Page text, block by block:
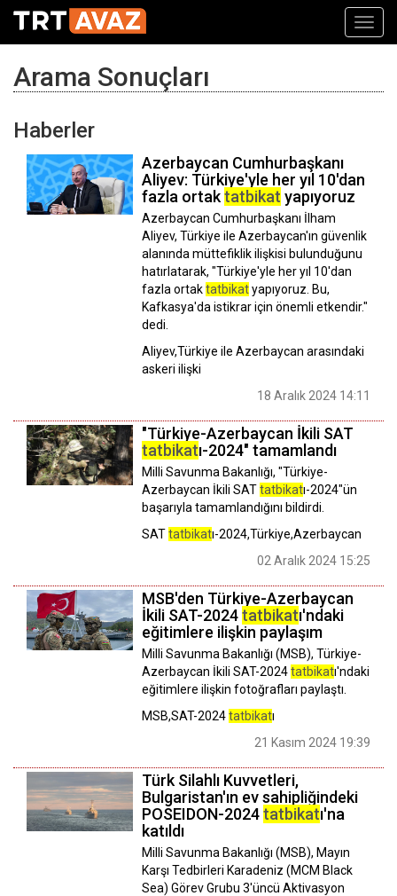
Arama Sonuçları
Haberler
Azerbaycan Cumhurbaşkanı
Aliyev: Türkiye'yle her yıl 10'dan
fazla ortaktatbikat yapıyoruz
Azerbaycan Cumhurbaşkanı İlham
Aliyev, Türkiye ile Azerbaycan'ın güvenlik
alanında müttefiklik ilişkisi bulunduğunu
hatırlatarak, "Türkiye'yle her yıl 10'dan
fazla ortaktatbikatyapıyoruz. Bu,
Kafkasya'da istikrar için önemli etkendir."
dedi.
Aliyev,Türkiye ile Azerbaycan arasındaki
askeri ilişki
18 Aralık 2024 14:11
"Türkiye-Azerbaycan İkili SAT
tatbikatı-2024" tamamlandı
Milli Savunma Bakanlığı, "Türkiye-
Azerbaycan İkili SATtatbikatı-2024"ün
başarıyla tamamlandığını bildirdi.
SATtatbikatı-2024,Türkiye,Azerbaycan
02 Aralık 2024 15:25
MSB'den Türkiye-Azerbaycan
İkili SAT-2024tatbikatı'ndaki
eğitimlere ilişkin paylaşım
Milli Savunma Bakanlığı (MSB), Türkiye-
Azerbaycan İkili SAT-2024tatbikatı'ndaki
eğitimlere ilişkin fotoğrafları paylaştı.
MSB,SAT-2024tatbikatı
21 Kasım 2024 19:39
Türk Silahlı Kuvvetleri,
Bulgaristan'ın ev sahipliğindeki
POSEIDON-2024tatbikatı'na
katıldı
Milli Savunma Bakanlığı (MSB), Mayın
Karşı Tedbirleri Karadeniz (MCM Black
Sea) Görev Grubu 3'üncü Aktivasyon